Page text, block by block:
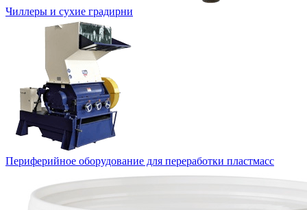
Чиллеры и сухие градирни
Периферийное оборудование для переработки пластмасс